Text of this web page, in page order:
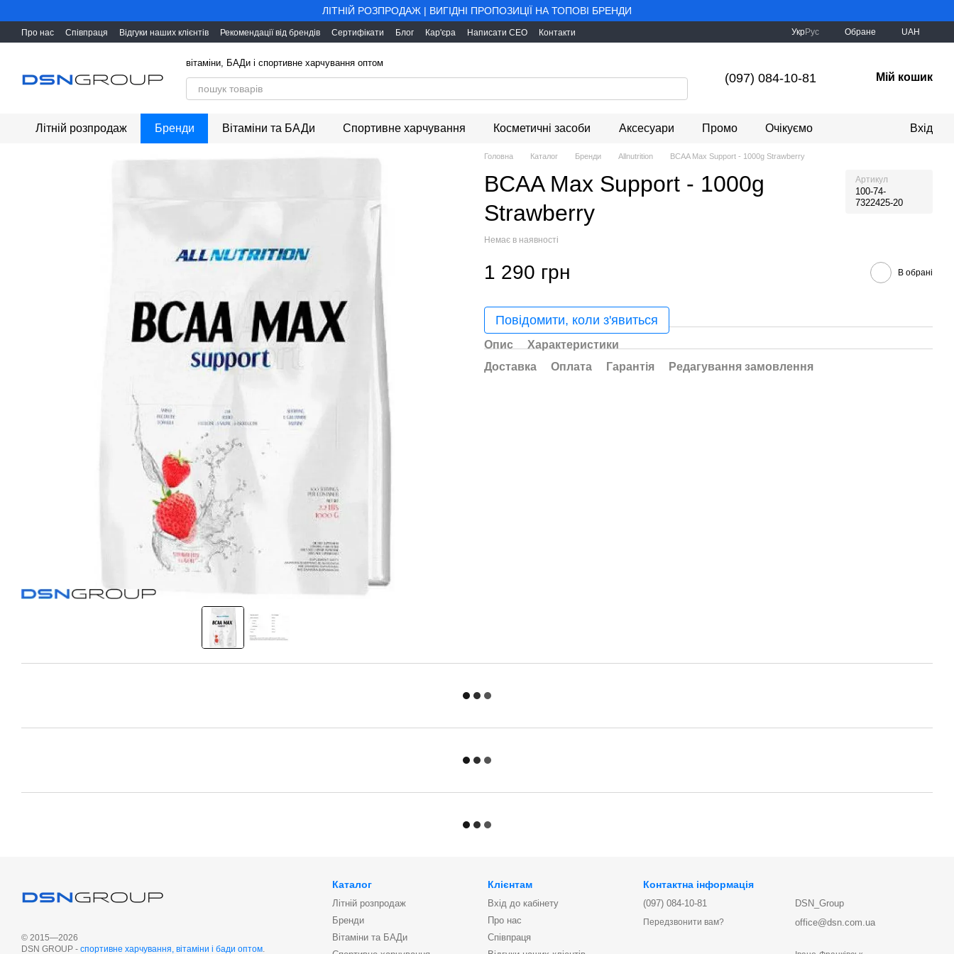
ЛІТНІЙ РОЗПРОДАЖ | ВИГІДНІ ПРОПОЗИЦІЇ НА ТОПОВІ БРЕНДИ
Про нас Співпраця Відгуки наших клієнтів Рекомендації від брендів Сертифікати Блог Кар'єра Написати CEO Контакти УкрРус Обране UAH
вітаміни, БАДи і cпортивне харчування оптом
(097) 084-10-81 Мій кошик
Літній розпродаж Бренди Вітаміни та БАДи Спортивне харчування Косметичні засоби Аксесуари Промо Очікуємо Вхід
Головна Каталог Бренди Allnutrition BCAA Max Support - 1000g Strawberry
BCAA Max Support - 1000g
Strawberry
Артикул
100-74-
7322425-20
Немає в наявності
1 290 грн В обрані
Повідомити, коли з'явиться
Опис
Характеристики
Доставка
Оплата Гарантія Редагування замовлення
© 2015—2026
DSN GROUP - cпортивне харчування, вітаміни і бади оптом.
Каталог
Літній розпродаж
Бренди
Вітаміни та БАДи
Клієнтам
Вхід до кабінету
Про нас
Співпраця
Контактна інформація
(097) 084-10-81
Передзвонити вам?
DSN_Group
office@dsn.com.ua